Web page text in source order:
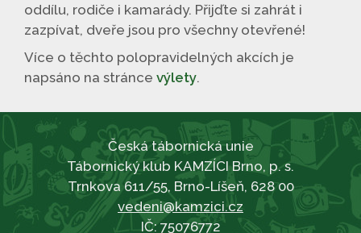
oddílu, rodiče i kamarády. Přijďte si zahrát i
zazpívat, dveře jsou pro všechny otevřené!
Více o těchto polopravidelných akcích je
napsáno na stránce výlety.
Česká tábornická unie
Tábornický klub KAMZÍCI Brno, p. s.
Trnkova 611/55, Brno-Líšeň, 628 00
vedeni@kamzici.cz
IČ: 75076772